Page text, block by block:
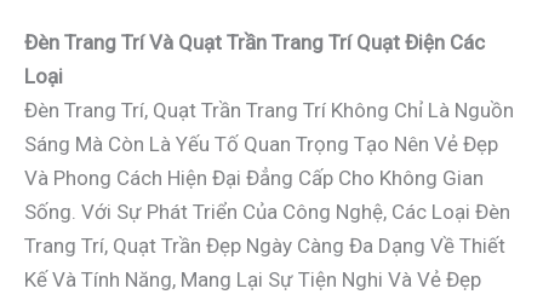
Đèn Trang Trí Và Quạt Trần Trang Trí Quạt Điện Các
Loại
Đèn Trang Trí, Quạt Trần Trang Trí Không Chỉ Là Nguồn
Sáng Mà Còn Là Yếu Tố Quan Trọng Tạo Nên Vẻ Đẹp
Và Phong Cách Hiện Đại Đẳng Cấp Cho Không Gian
Sống. Với Sự Phát Triển Của Công Nghệ, Các Loại Đèn
Trang Trí, Quạt Trần Đẹp Ngày Càng Đa Dạng Về Thiết
Kế Và Tính Năng, Mang Lại Sự Tiện Nghi Và Vẻ Đẹp